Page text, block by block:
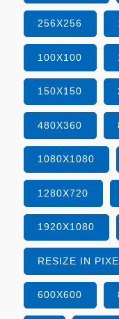
256X256
100X100
150X150
480X360
1080X1080
1280X720
1920X1080
RESIZE IN
600X600